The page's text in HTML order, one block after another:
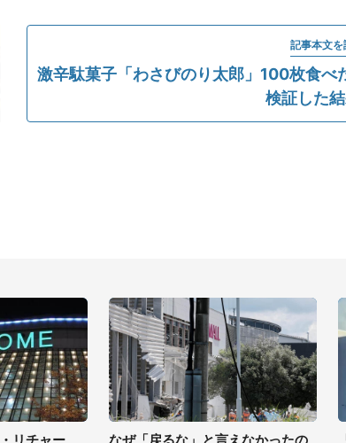
記事本文を
激辛駄菓子「わさびのり太郎」100枚食
検証した